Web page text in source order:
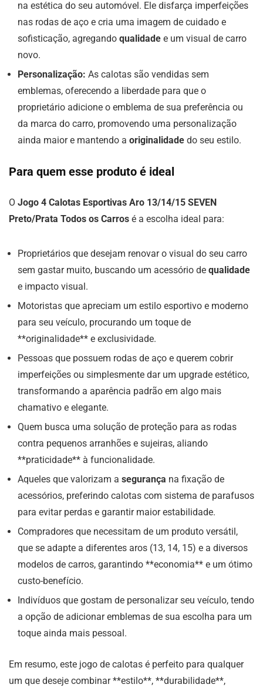
na estética do seu automóvel. Ele disfarça imperfeições
nas rodas de aço e cria uma imagem de cuidado e
sofisticação, agregando qualidade e um visual de carro
novo.
Personalização: As calotas são vendidas sem
emblemas, oferecendo a liberdade para que o
proprietário adicione o emblema de sua preferência ou
da marca do carro, promovendo uma personalização
ainda maior e mantendo a originalidade do seu estilo.
Para quem esse produto é ideal
O Jogo 4 Calotas Esportivas Aro 13/14/15 SEVEN
Preto/Prata Todos os Carros é a escolha ideal para:
Proprietários que desejam renovar o visual do seu carro
sem gastar muito, buscando um acessório de qualidade
e impacto visual.
Motoristas que apreciam um estilo esportivo e moderno
para seu veículo, procurando um toque de
**originalidade** e exclusividade.
Pessoas que possuem rodas de aço e querem cobrir
imperfeições ou simplesmente dar um upgrade estético,
transformando a aparência padrão em algo mais
chamativo e elegante.
Quem busca uma solução de proteção para as rodas
contra pequenos arranhões e sujeiras, aliando
**praticidade** à funcionalidade.
Aqueles que valorizam a segurança na fixação de
acessórios, preferindo calotas com sistema de parafusos
para evitar perdas e garantir maior estabilidade.
Compradores que necessitam de um produto versátil,
que se adapte a diferentes aros (13, 14, 15) e a diversos
modelos de carros, garantindo **economia** e um ótimo
custo-benefício.
Indivíduos que gostam de personalizar seu veículo, tendo
a opção de adicionar emblemas de sua escolha para um
toque ainda mais pessoal.
Em resumo, este jogo de calotas é perfeito para qualquer
um que deseje combinar **estilo**, **durabilidade**,